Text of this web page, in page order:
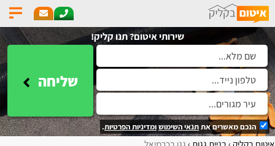
שירותי איטום? תנו קליק!
שליחה
הנכם מאשרים אתתנאי השימושומדיניות הפרטיות.
איטום בקליק בניית גגות גגן בכרמיאל